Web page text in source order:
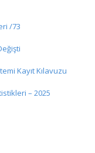
/73
Kayıt Kılavuzu
– 2025